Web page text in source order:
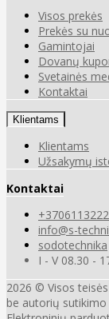
Visos prekės
Prekės su
Gamintojai
Dovanų
Svetainės
Kontaktai
Klientams
Klientams
Užsakymų
Kontaktai
info@s-
sodotechnika
I - V 08.30 -
2026 © Visos
be autorių sutikimo